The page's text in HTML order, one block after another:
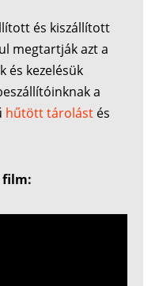
és kiszállított
megtartják azt a
és kezelésük
a
hűtött tárolást és
film: